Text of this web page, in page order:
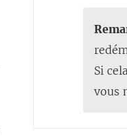
Si
vous